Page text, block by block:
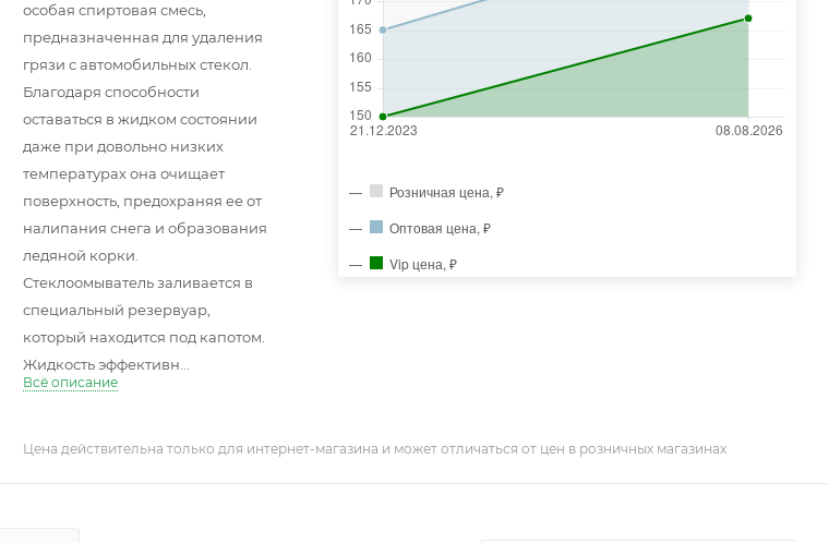
особая спиртовая смесь,
предназначенная для удаления
грязи с автомобильных стекол.
Благодаря способности
оставаться в жидком состоянии
даже при довольно низких
температурах она очищает
поверхность, предохраняя ее от
налипания снега и образования
ледяной корки.
Стеклоомыватель заливается в
специальный резервуар,
который находится под капотом.
Жидкость эффективн...
Всё описание
Розничная цена, ₽
Оптовая цена, ₽
Vip цена, ₽
Цена действительна только для интернет-магазина и может отличаться от цен в розничных магазинах